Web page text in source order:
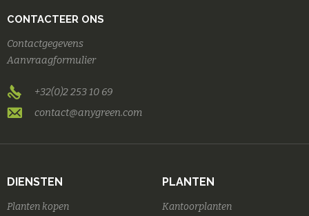
CONTACTEER ONS
Contactgegevens
Aanvraagformulier
+32(0)2 253 10 69
contact@anygreen.com
DIENSTEN
Planten kopen
PLANTEN
Kantoorplanten